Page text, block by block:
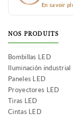
En savoir
NOS PRODUITS
Bombillas LED
Iluminación industrial
Paneles LED
Proyectores LED
Tiras LED
Cintas LED